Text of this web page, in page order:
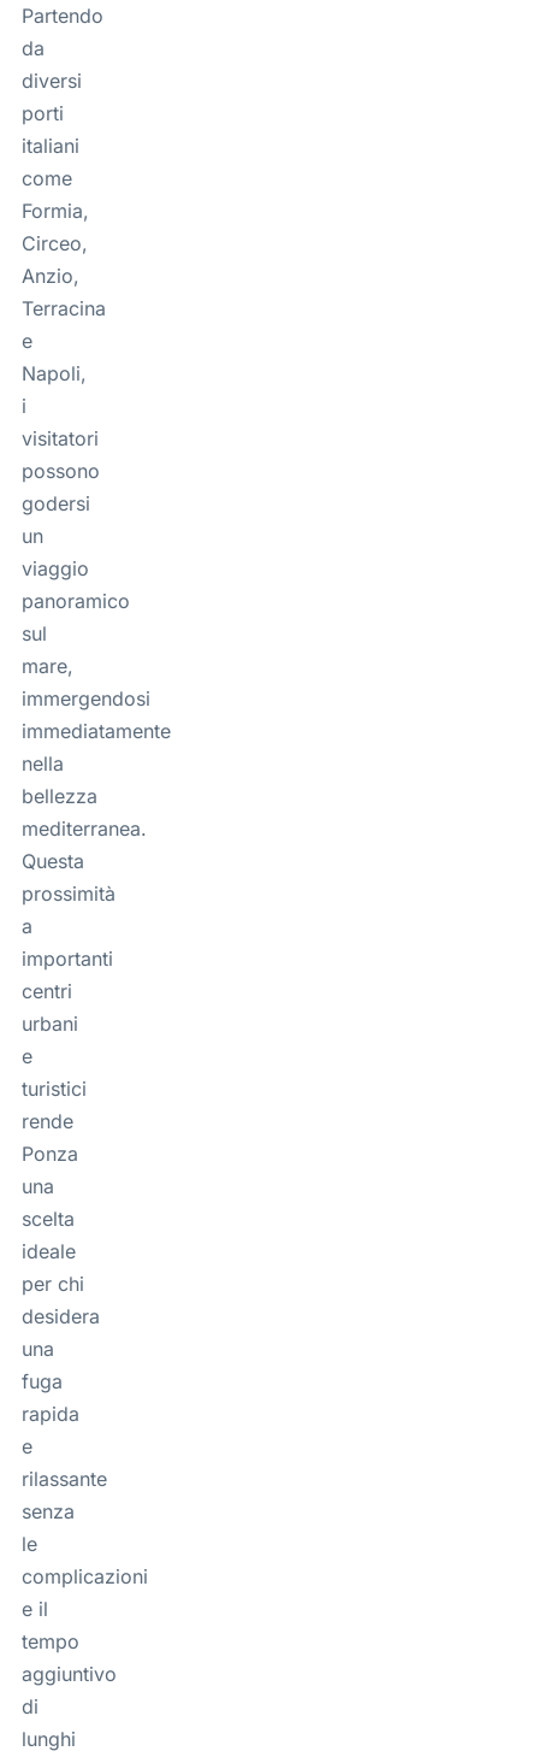
Partendo
da
diversi
porti
italiani
come
Formia,
Circeo,
Anzio,
Terracina
e
Napoli,
i
visitatori
possono
godersi
un
viaggio
panoramico
sul
mare,
immergendosi
immediatamente
nella
bellezza
mediterranea.
Questa
prossimità
a
importanti
centri
urbani
e
turistici
rende
Ponza
una
scelta
ideale
per chi
desidera
una
fuga
rapida
e
rilassante
senza
le
complicazioni
e il
tempo
aggiuntivo
di
lunghi